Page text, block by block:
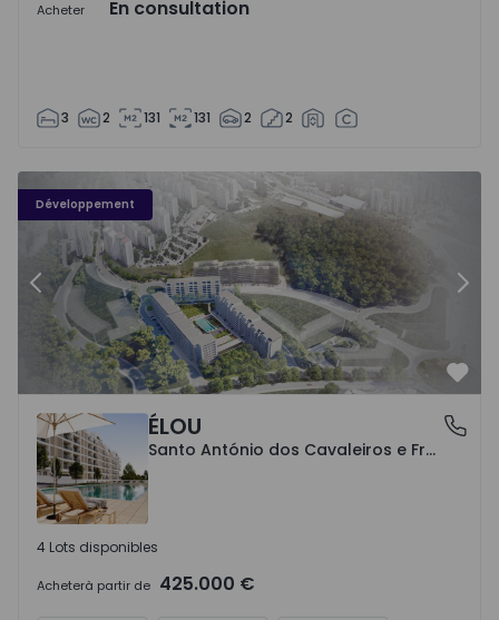
Acheter En consultation
3 2 131 131 2 2
Développement
Élou - 10
Précédent
Santo António dos Cavaleiros e Frielas, Lisboa
ÉLOU
Santo António dos Cavaleiros e Frielas, Lisboa
4 Lots disponibles
Acheterà partir de 425.000 €